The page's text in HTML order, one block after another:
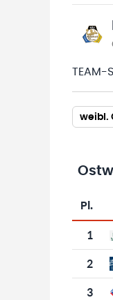
TEAM-
weibl.
Pl.
1
2
3